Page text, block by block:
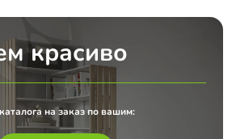
красиво
на заказ по вашим: